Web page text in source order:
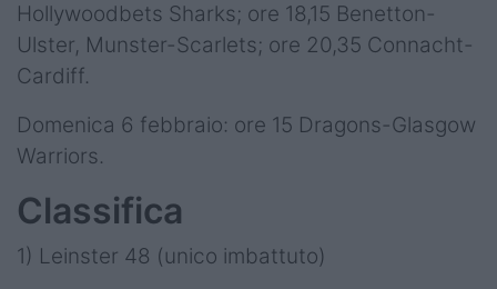
Hollywoodbets Sharks; ore 18,15 Benetton-
Ulster, Munster-Scarlets; ore 20,35 Connacht-
Cardiff.
Domenica 6 febbraio: ore 15 Dragons-Glasgow
Warriors.
Classifica
1) Leinster 48 (unico imbattuto)